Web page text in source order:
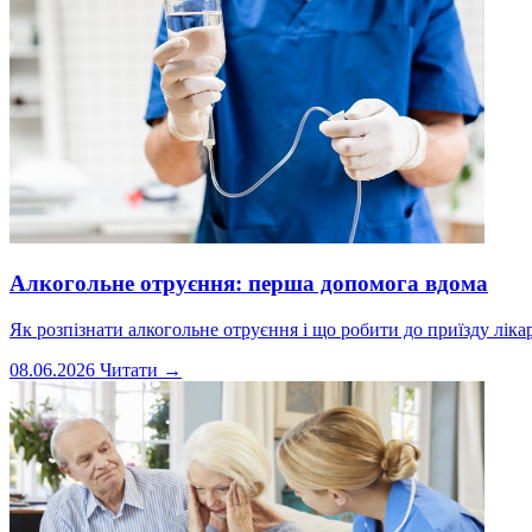
Алкогольне отруєння: перша допомога вдома
Як розпізнати алкогольне отруєння і що робити до приїзду
08.06.2026 Читати →